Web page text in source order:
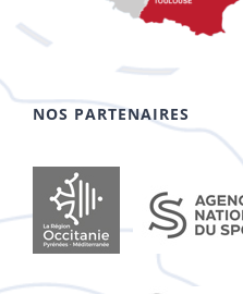
NOS PARTENAIRES